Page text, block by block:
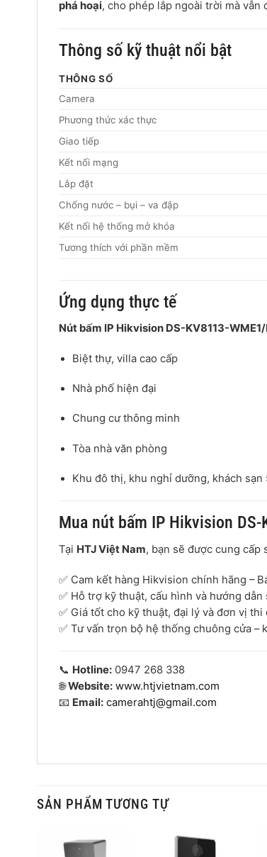
phá hoại, cho phép lắp ngoài trời mà
Thông số kỹ thuật nổi bật
THÔNG SỐ
Camera
Phương thức xác thực
Giao tiếp
Kết nối mạng
Lắp đặt
Chống nước – bụi – va đập
Kết nối hệ thống mở khóa
Tương thích với phần mềm
Ứng dụng thực tế
Nút bấm IP Hikvision DS-KV8113-
Biệt thự, villa cao cấp
Nhà phố hiện đại
Chung cư thông minh
Tòa nhà văn phòng
Khu đô thị, khu nghỉ dưỡng, khách sạn
Mua nút bấm IP Hikvision
Tại HTJ Việt Nam, bạn sẽ được cung cấp
✅ Cam kết hàng Hikvision chính hãng –
✅ Hỗ trợ kỹ thuật, cấu hình và hướng dẫn
✅ Giá tốt cho kỹ thuật, đại lý và đơn vị thi
✅ Tư vấn trọn bộ hệ thống chuông cửa –
📞 Hotline: 0947 268 338
🌐Website: www.htjvietnam.com
📧 Email: camerahtj@gmail.com
SẢN PHẨM TƯƠNG TỰ